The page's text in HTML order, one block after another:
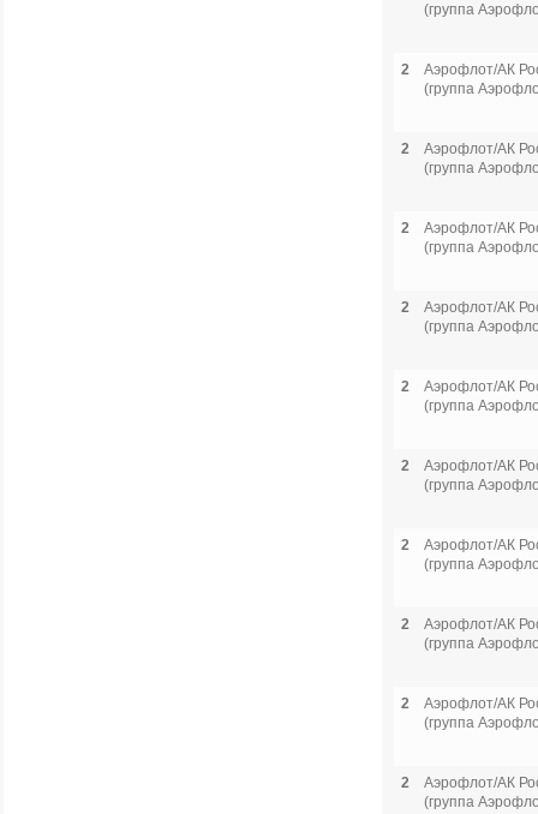
(группа
2
Аэрофлот/АК
(группа
2
Аэрофлот/АК
(группа
2
Аэрофлот/АК
(группа
2
Аэрофлот/АК
(группа
2
Аэрофлот/АК
(группа
2
Аэрофлот/АК
(группа
2
Аэрофлот/АК
(группа
2
Аэрофлот/АК
(группа
2
Аэрофлот/АК
(группа
2
Аэрофлот/АК
(группа